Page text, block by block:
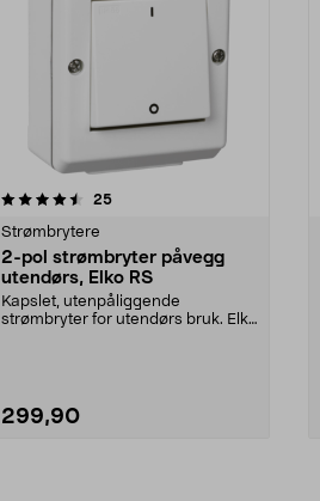
25anmeldelser
Strømbrytere
2-pol strømbryter påvegg
utendørs, Elko RS
Kapslet, utenpåliggende
strømbryter for utendørs bruk. Elko
299,90
4.5av 5 stjerner